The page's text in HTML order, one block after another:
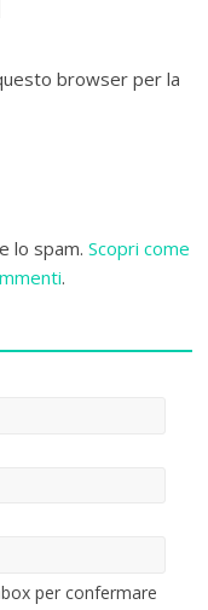
browser per la
lo spam.Scopri come
.
per confermare